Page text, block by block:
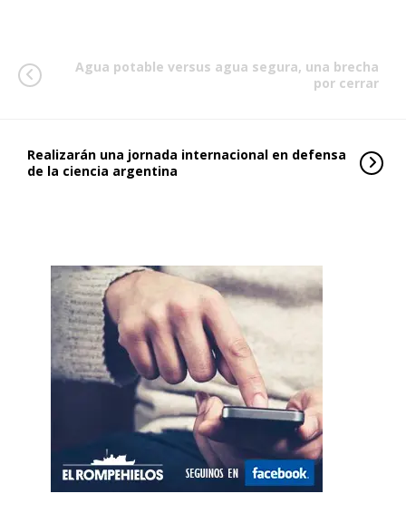
Agua potable versus agua segura, una brecha
por cerrar
Realizarán una jornada internacional en defensa
de la ciencia argentina